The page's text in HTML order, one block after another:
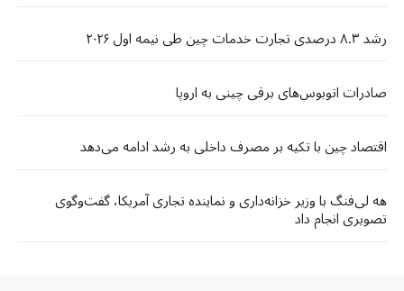
رشد ۸.۳ درصدی تجارت خدمات چین طی نیمه اول ۲۰۲۶
صادرات اتوبوس‌های برقی چینی به اروپا
اقتصاد چین با تکیه بر مصرف داخلی به رشد ادامه می‌دهد
هه لی‌فنگ با وزیر خزانه‌داری و نماینده تجاری آمریکا، گفت‌وگوی
تصویری انجام داد